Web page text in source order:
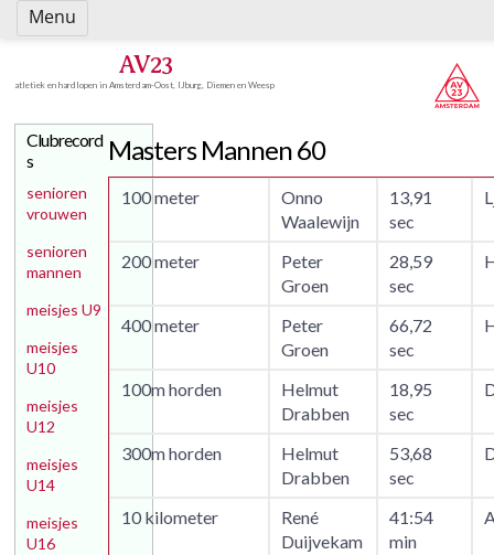
Spring
naar
AV23
atletiek en hardlopen in Amsterdam-Oost, IJburg, Diemen en Weesp
Masters Mannen 60
100 meter
Onno
Waalewijn
13,91
sec
200 meter
Peter
Groen
28,59
sec
400 meter
Peter
Groen
66,72
sec
100m horden
Helmut
Drabben
18,95
sec
300m horden
Helmut
Drabben
53,68
sec
10 kilometer
René
Duijvekam
41:54
min
Clubrecord
s
senioren
vrouwen
senioren
mannen
meisjes U9
meisjes
U10
meisjes
U12
meisjes
U14
meisjes
U16
Menu